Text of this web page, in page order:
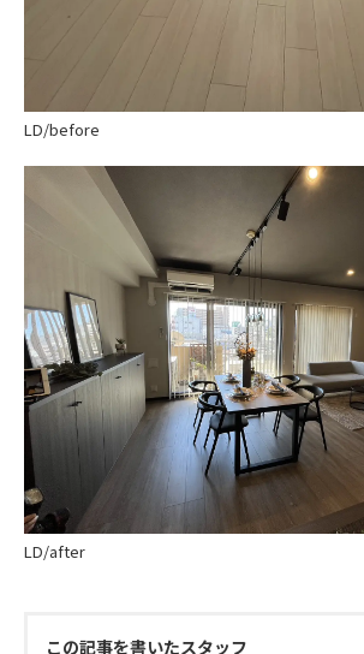
LD/before
LD/after
この記事を書いたスタッフ